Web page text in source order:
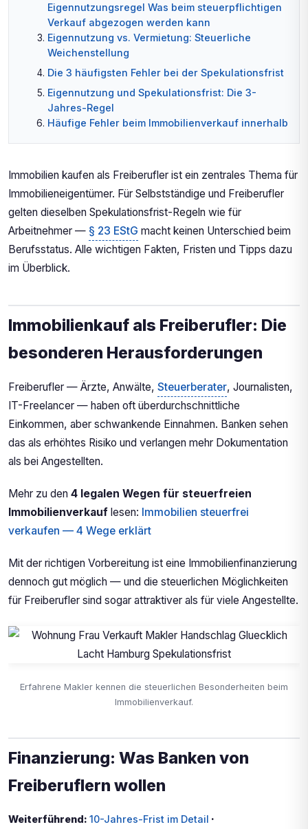
Eigennutzungsregel Was beim steuerpflichtigen
Verkauf abgezogen werden kann
Eigennutzung vs. Vermietung: Steuerliche
Weichenstellung
Die 3 häufigsten Fehler bei der Spekulationsfrist
Eigennutzung und Spekulationsfrist: Die 3-
Jahres-Regel
Häufige Fehler beim Immobilienverkauf innerhalb
Wichtige Hinweise zum Abschluss
Checkliste vor dem Immobilienverkauf
Immobilien kaufen als Freiberufler ist ein zentrales Thema für
Immobilieneigentümer. Für Selbstständige und Freiberufler
gelten dieselben Spekulationsfrist-Regeln wie für
Arbeitnehmer — § 23 EStG macht keinen Unterschied beim
Berufsstatus. Alle wichtigen Fakten, Fristen und Tipps dazu
im Überblick.
Immobilienkauf als Freiberufler: Die
besonderen Herausforderungen
Freiberufler — Ärzte, Anwälte, Steuerberater, Journalisten,
IT-Freelancer — haben oft überdurchschnittliche
Einkommen, aber schwankende Einnahmen. Banken sehen
das als erhöhtes Risiko und verlangen mehr Dokumentation
als bei Angestellten.
Mehr zu den 4 legalen Wegen für steuerfreien
Immobilienverkauf lesen: Immobilien steuerfrei
verkaufen — 4 Wege erklärt
Mit der richtigen Vorbereitung ist eine Immobilienfinanzierung
dennoch gut möglich — und die steuerlichen Möglichkeiten
für Freiberufler sind sogar attraktiver als für viele Angestellte.
Erfahrene Makler kennen die steuerlichen Besonderheiten beim
Immobilienverkauf.
Finanzierung: Was Banken von
Freiberuflern wollen
Weiterführend: 10-Jahres-Frist im Detail ·